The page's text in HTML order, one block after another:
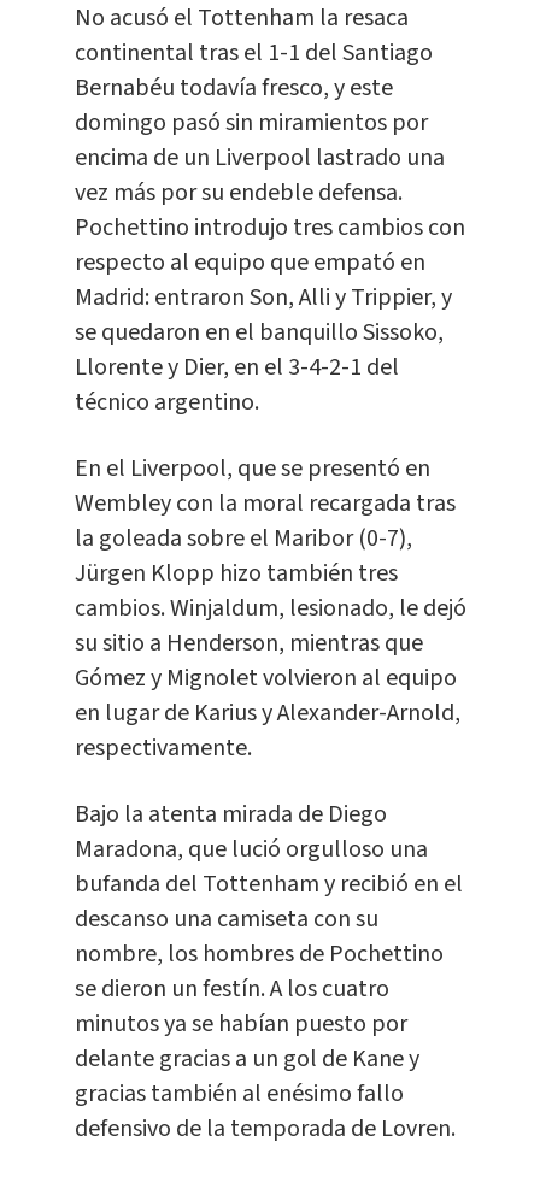
No acusó el Tottenham la resaca
continental tras el 1-1 del Santiago
Bernabéu todavía fresco, y este
domingo pasó sin miramientos por
encima de un Liverpool lastrado una
vez más por su endeble defensa.
Pochettino introdujo tres cambios con
respecto al equipo que empató en
Madrid: entraron Son, Alli y Trippier, y
se quedaron en el banquillo Sissoko,
Llorente y Dier, en el 3-4-2-1 del
técnico argentino.
En el Liverpool, que se presentó en
Wembley con la moral recargada tras
la goleada sobre el Maribor (0-7),
Jürgen Klopp hizo también tres
cambios. Winjaldum, lesionado, le dejó
su sitio a Henderson, mientras que
Gómez y Mignolet volvieron al equipo
en lugar de Karius y Alexander-Arnold,
respectivamente.
Bajo la atenta mirada de Diego
Maradona, que lució orgulloso una
bufanda del Tottenham y recibió en el
descanso una camiseta con su
nombre, los hombres de Pochettino
se dieron un festín. A los cuatro
minutos ya se habían puesto por
delante gracias a un gol de Kane y
gracias también al enésimo fallo
defensivo de la temporada de Lovren.